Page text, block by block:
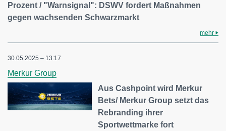
Prozent / "Warnsignal": DSWV fordert Maßnahmen
gegen wachsenden Schwarzmarkt
mehr
30.05.2025 – 13:17
Merkur Group
Aus Cashpoint wird Merkur
Bets/ Merkur Group setzt das
Rebranding ihrer
Sportwettmarke fort